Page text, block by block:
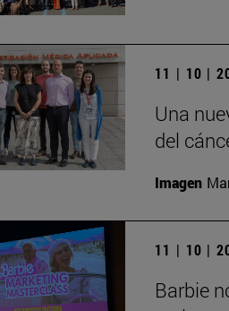
11 | 10 |
Una
del
Imagen
11 | 10 |
Barbie